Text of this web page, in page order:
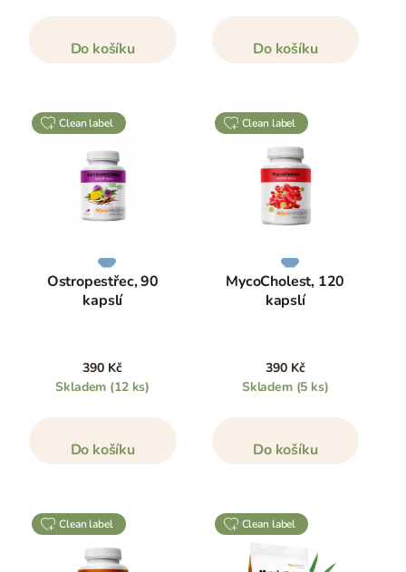
Do košíku Do košíku
clean label
Ostropestřec, 90
kapslí
390 Kč
Skladem (12 ks)
Do košíku
clean label
MycoCholest, 120
kapslí
390 Kč
Skladem (5 ks)
Do košíku
clean label clean label